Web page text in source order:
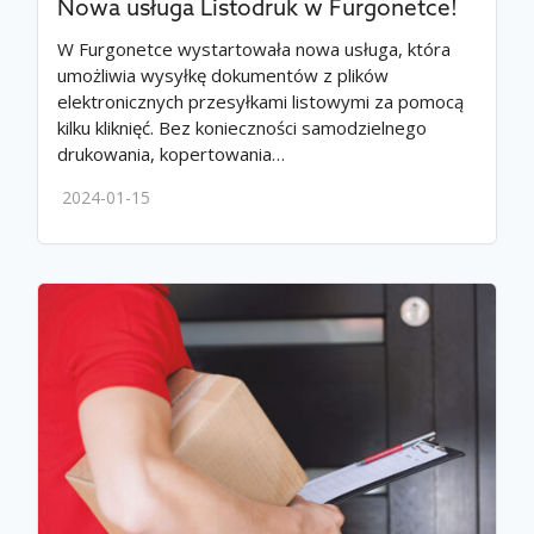
Nowa usługa Listodruk w Furgonetce!
W Furgonetce wystartowała nowa usługa, która
umożliwia wysyłkę dokumentów z plików
elektronicznych przesyłkami listowymi za pomocą
kilku kliknięć. Bez konieczności samodzielnego
drukowania, kopertowania…
2024-01-15